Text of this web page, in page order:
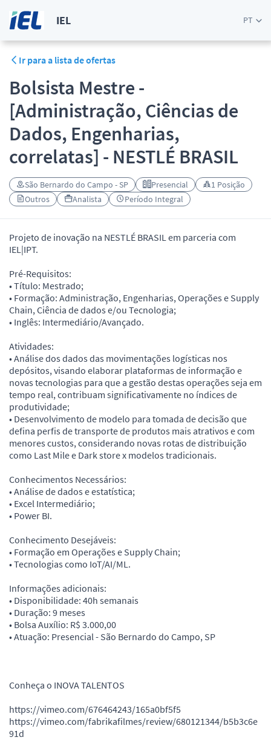
IEL PT
Ir para a lista de ofertas
Bolsista Mestre -
[Administração, Ciências de
Dados, Engenharias,
correlatas] - NESTLÉ BRASIL
São Bernardo do Campo - SP Presencial
1 Posição
Outros
Analista Período Integral
Projeto de inovação na NESTLÉ BRASIL em parceria com
IEL|IPT.
Pré-Requisitos:
• Título: Mestrado;
• Formação: Administração, Engenharias, Operações e Supply
Chain, Ciência de dados e/ou Tecnologia;
• Inglês: Intermediário/Avançado.
Atividades:
• Análise dos dados das movimentações logísticas nos
depósitos, visando elaborar plataformas de informação e
novas tecnologias para que a gestão destas operações seja em
tempo real, contribuam significativamente no índices de
produtividade;
• Desenvolvimento de modelo para tomada de decisão que
defina perfis de transporte de produtos mais atrativos e com
menores custos, considerando novas rotas de distribuição
como Last Mile e Dark store x modelos tradicionais.
Conhecimentos Necessários:
• Análise de dados e estatística;
• Excel Intermediário;
• Power BI.
Conhecimento Desejáveis:
• Formação em Operações e Supply Chain;
• Tecnologias como IoT/AI/ML.
Informações adicionais:
• Disponibilidade: 40h semanais
• Duração: 9 meses
• Bolsa Auxílio: R$ 3.000,00
• Atuação: Presencial - São Bernardo do Campo, SP
Conheça o INOVA TALENTOS
https://vimeo.com/676464243/165a0bf5f5
https://vimeo.com/fabrikafilmes/review/680121344/b5b3c6e
91d